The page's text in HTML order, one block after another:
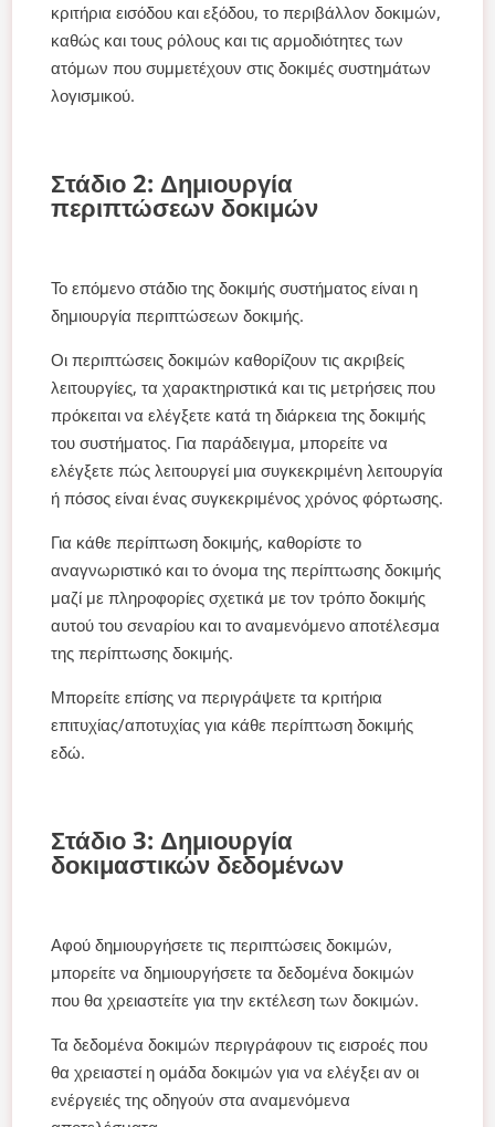
κριτήρια εισόδου και εξόδου, το περιβάλλον δοκιμών,
καθώς και τους ρόλους και τις αρμοδιότητες των
ατόμων που συμμετέχουν στις δοκιμές συστημάτων
λογισμικού.
Στάδιο 2: Δημιουργία
περιπτώσεων δοκιμών
Το επόμενο στάδιο της δοκιμής συστήματος είναι η
δημιουργία περιπτώσεων δοκιμής.
Οι περιπτώσεις δοκιμών καθορίζουν τις ακριβείς
λειτουργίες, τα χαρακτηριστικά και τις μετρήσεις που
πρόκειται να ελέγξετε κατά τη διάρκεια της δοκιμής
του συστήματος. Για παράδειγμα, μπορείτε να
ελέγξετε πώς λειτουργεί μια συγκεκριμένη λειτουργία
ή πόσος είναι ένας συγκεκριμένος χρόνος φόρτωσης.
Για κάθε περίπτωση δοκιμής, καθορίστε το
αναγνωριστικό και το όνομα της περίπτωσης δοκιμής
μαζί με πληροφορίες σχετικά με τον τρόπο δοκιμής
αυτού του σεναρίου και το αναμενόμενο αποτέλεσμα
της περίπτωσης δοκιμής.
Μπορείτε επίσης να περιγράψετε τα κριτήρια
επιτυχίας/αποτυχίας για κάθε περίπτωση δοκιμής
εδώ.
Στάδιο 3: Δημιουργία
δοκιμαστικών δεδομένων
Αφού δημιουργήσετε τις περιπτώσεις δοκιμών,
μπορείτε να δημιουργήσετε τα δεδομένα δοκιμών
που θα χρειαστείτε για την εκτέλεση των δοκιμών.
Τα δεδομένα δοκιμών περιγράφουν τις εισροές που
θα χρειαστεί η ομάδα δοκιμών για να ελέγξει αν οι
ενέργειές της οδηγούν στα αναμενόμενα